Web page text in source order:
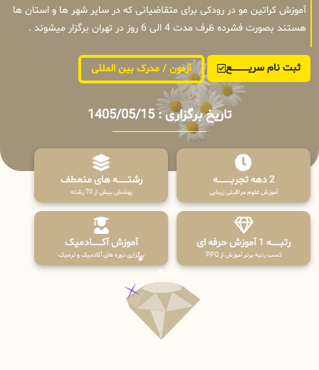
آموزش کراتین مو در رودکی برای متقاضیانی که در سایر شهر ها و استان ها
هستند بصورت فشرده ظرف مدت 4 الی 6 روز در تهران برگزار میشوند .
ثبت نام سریــــــــــــع آزمون / مدرک بین المللی
تاریخ برگزاری : 1405/05/15
2 دهه تجربـــــــــه
آموزش علوم مراقبتی زیبایی
رشتـــــــه های منعطف
پوشش بیش از 70 رشته
رتبــــــه 1 آموزش حرفه ای
کسب رتبه برتر آموزش از PPQ
آموزش آکـــــــادمیک
برگزاری دوره های آکادمیک و ترمیک